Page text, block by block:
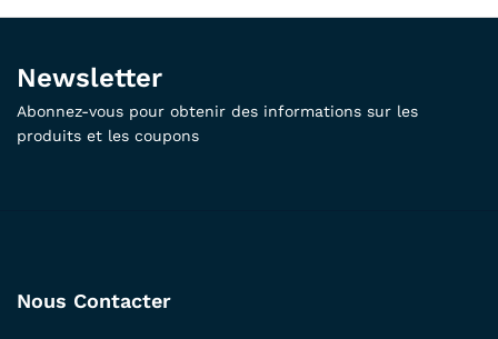
Newsletter
Abonnez-vous pour obtenir des informations sur les
produits et les coupons
Nous Contacter